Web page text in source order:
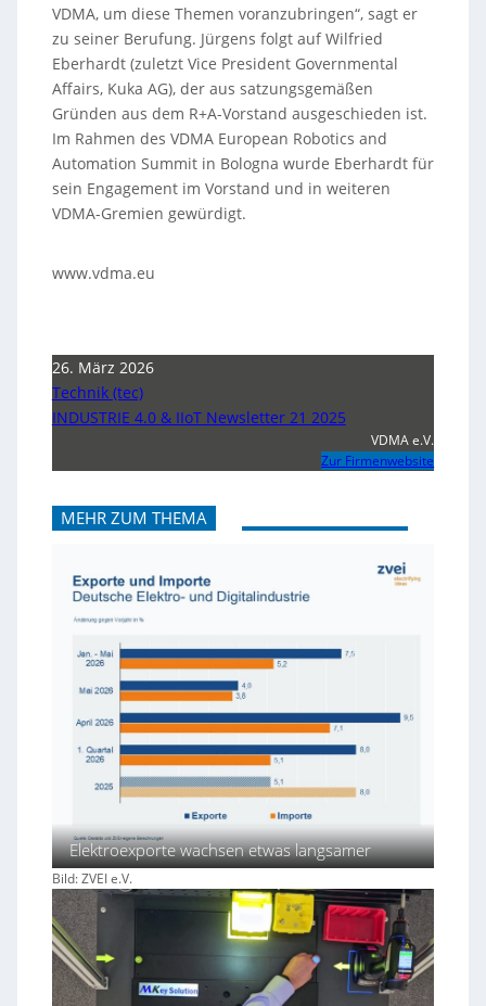
VDMA, um diese Themen voranzubringen“, sagt er
zu seiner Berufung. Jürgens folgt auf Wilfried
Eberhardt (zuletzt Vice President Governmental
Affairs, Kuka AG), der aus satzungsgemäßen
Gründen aus dem R+A-Vorstand ausgeschieden ist.
Im Rahmen des VDMA European Robotics and
Automation Summit in Bologna wurde Eberhardt für
sein Engagement im Vorstand und in weiteren
VDMA-Gremien gewürdigt.
www.vdma.eu
26. März 2026
Technik (tec)
INDUSTRIE 4.0 & IIoT Newsletter 21 2025
VDMA e.V.
Zur Firmenwebsite
MEHR ZUM THEMA
Elektroexporte wachsen etwas langsamer
Bild: ZVEI e.V.